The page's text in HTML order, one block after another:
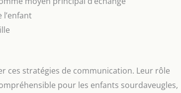
l’enfant
ces stratégies de communication. Leur rôle
pour les enfants sourdaveugles,